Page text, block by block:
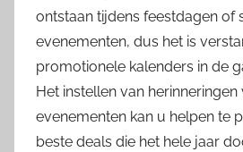
ontstaan tijdens feestdagen of
evenementen, dus het is
promotionele kalenders in de
Het instellen van
evenementen kan u helpen te
beste deals die het hele jaar